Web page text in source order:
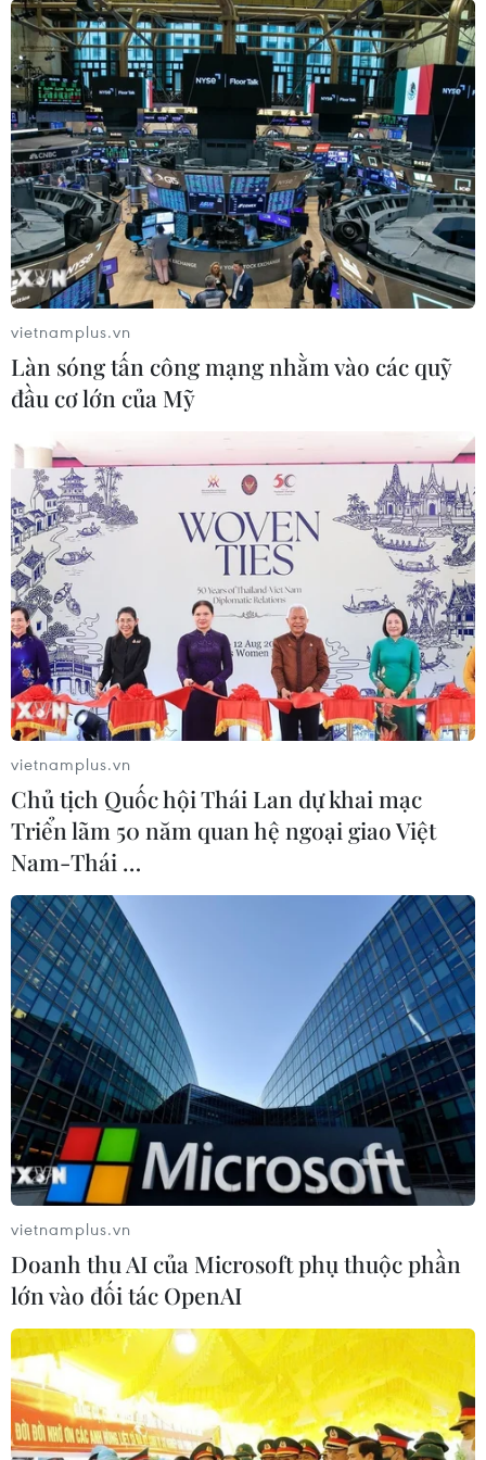
hóa của ngư dân vùng biển Lâm Đồng
Lâm Đồng kết nối di sản với du lịch và công
nghiệp văn hóa
Phở Hà Nội: Từ di sản văn hóa phi vật thể đến IP
văn hóa
Khám phá Lễ hội Xa Mã - di sản văn hóa phi vật
thể quốc gia
Dấu tích vàng son của vương triều nhà Trần trên
vùng đất Hưng Yên
TIN LIÊN QUAN
Tái hiện không gian Chợ tranh
Đông Hồ
22/11/2023 09:49
Trình diễn khắc tranh gỗ tại chợ tranh ở Bắc Ninh. (Ảnh:
Thanh Thương/TTXVN)
Ngày Việt Nam ở nước ngoài: Tò he, tranh
Đông Hồ lần đầu đến Nam Phi
vietnamplus.vn
Làn sóng tấn công mạng nhằm vào các quỹ
đầu cơ lớn của Mỹ
vietnamplus.vn
Chủ tịch Quốc hội Thái Lan dự khai mạc
Triển lãm 50 năm quan hệ ngoại giao Việt
Nam-Thái …
vietnamplus.vn
Doanh thu AI của Microsoft phụ thuộc phần
lớn vào đối tác OpenAI